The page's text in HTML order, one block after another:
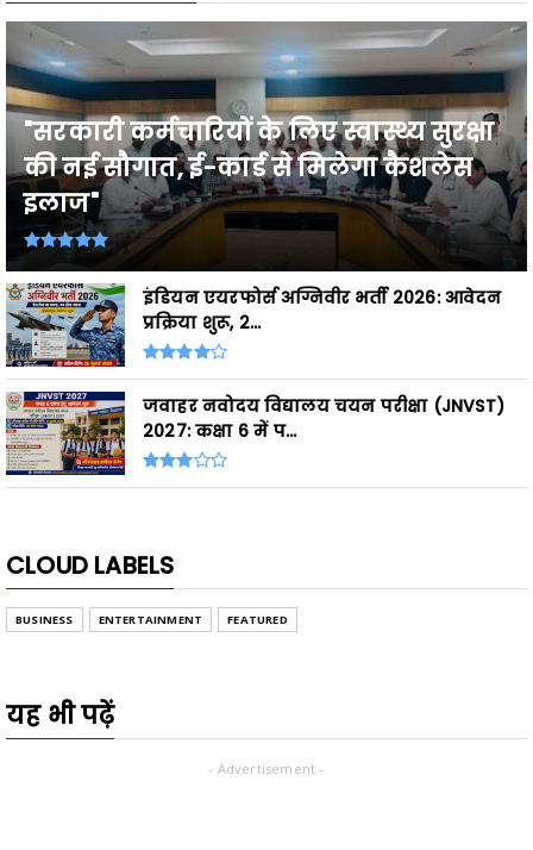
"सरकारी कर्मचारियों के लिए स्वास्थ्य सुरक्षा
की नई सौगात, ई-कार्ड से मिलेगा कैशलेस
इलाज"
इंडियन एयरफोर्स अग्निवीर भर्ती 2026: आवेदन
प्रक्रिया शुरू, 2...
जवाहर नवोदय विद्यालय चयन परीक्षा (JNVST)
2027: कक्षा 6 में प...
CLOUD LABELS
BUSINESS ENTERTAINMENT FEATURED
यह भी पढ़ें
- Advertisement -